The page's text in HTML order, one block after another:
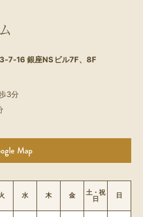
7-16 銀座NSビル7F、8F
3分
Map
水 木 金 土・祝
日 日